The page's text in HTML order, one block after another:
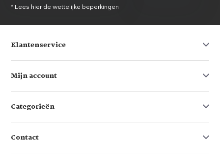
* Lees hier de wettelijke beperkingen
Klantenservice
Mijn account
Categorieën
Contact